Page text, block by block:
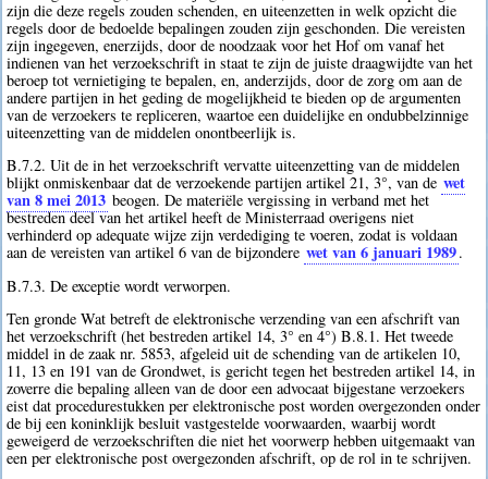
zijn die deze regels zouden schenden, en uiteenzetten in welk opzicht die
regels door de bedoelde bepalingen zouden zijn geschonden. Die vereisten
zijn ingegeven, enerzijds, door de noodzaak voor het Hof om vanaf het
indienen van het verzoekschrift in staat te zijn de juiste draagwijdte van het
beroep tot vernietiging te bepalen, en, anderzijds, door de zorg om aan de
andere partijen in het geding de mogelijkheid te bieden op de argumenten
van de verzoekers te repliceren, waartoe een duidelijke en ondubbelzinnige
uiteenzetting van de middelen onontbeerlijk is.
B.7.2. Uit de in het verzoekschrift vervatte uiteenzetting van de middelen
blijkt onmiskenbaar dat de verzoekende partijen artikel 21, 3°, van de wet
van 8 mei 2013 beogen. De materiële vergissing in verband met het
bestreden deel van het artikel heeft de Ministerraad overigens niet
verhinderd op adequate wijze zijn verdediging te voeren, zodat is voldaan
aan de vereisten van artikel 6 van de bijzondere wet van 6 januari 1989.
B.7.3. De exceptie wordt verworpen.
Ten gronde Wat betreft de elektronische verzending van een afschrift van
het verzoekschrift (het bestreden artikel 14, 3° en 4°) B.8.1. Het tweede
middel in de zaak nr. 5853, afgeleid uit de schending van de artikelen 10,
11, 13 en 191 van de Grondwet, is gericht tegen het bestreden artikel 14, in
zoverre die bepaling alleen van de door een advocaat bijgestane verzoekers
eist dat procedurestukken per elektronische post worden overgezonden onder
de bij een koninklijk besluit vastgestelde voorwaarden, waarbij wordt
geweigerd de verzoekschriften die niet het voorwerp hebben uitgemaakt van
een per elektronische post overgezonden afschrift, op de rol in te schrijven.